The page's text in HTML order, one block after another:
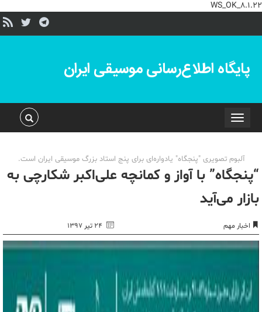
WS_OK_8.1.22
پایگاه اطلاع‌رسانی موسیقی ایران
Toggle
navigation
آلبوم تصویری "پنجگاه" یادواره‌ای برای پنج استاد بزرگ موسیقی ایران است.
“پنجگاه” با آواز و کمانچه علی‌اکبر شکارچی به
بازار می‌آید
اخبار مهم ۲۴ تیر ۱۳۹۷